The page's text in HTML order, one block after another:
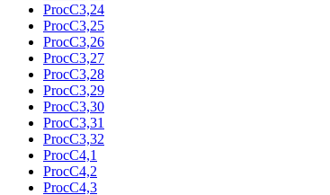
ProcC3,24
ProcC3,25
ProcC3,26
ProcC3,27
ProcC3,28
ProcC3,29
ProcC3,30
ProcC3,31
ProcC3,32
ProcC4,1
ProcC4,2
ProcC4,3